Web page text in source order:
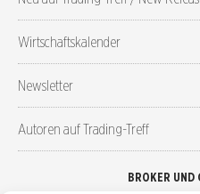
Wirtschaftskalender
Newsletter
Autoren auf Trading-Treff
BROKER UND